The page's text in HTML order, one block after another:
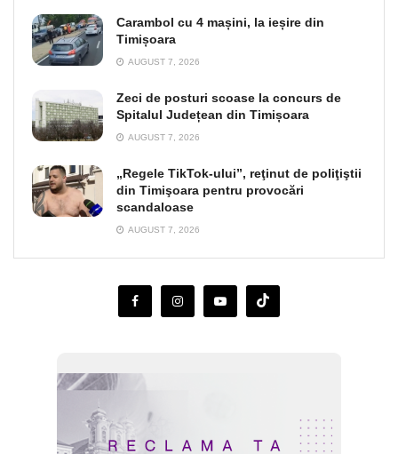
Carambol cu 4 mașini, la ieșire din
Timișoara
AUGUST 7, 2026
Zeci de posturi scoase la concurs de
Spitalul Județean din Timișoara
AUGUST 7, 2026
„Regele TikTok-ului”, reţinut de poliţiştii
din Timişoara pentru provocări
scandaloase
AUGUST 7, 2026